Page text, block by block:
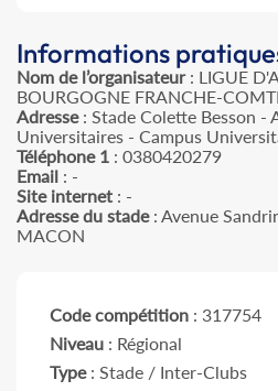
Informations
Nom de l’organisateur: LIGUE
BOURGOGNE FRANCHE-
Adresse: Stade Colette Besson -
Universitaires - Campus
Téléphone 1 : 0380420279
Email : -
Site internet : -
Adresse du stade: Avenue
MACON
Code compétition : 317754
Niveau : Régional
Type: Stade / Inter-Clubs